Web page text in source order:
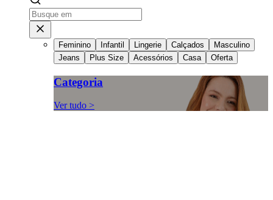
Feminino Infantil Lingerie Calçados
Masculino
Jeans
Plus Size Acessórios Casa Oferta
Categoria
Ver tudo >